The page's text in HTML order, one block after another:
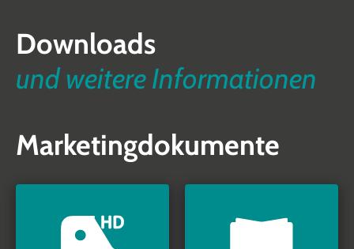
Downloads
und weitere Informationen
Marketingdokumente